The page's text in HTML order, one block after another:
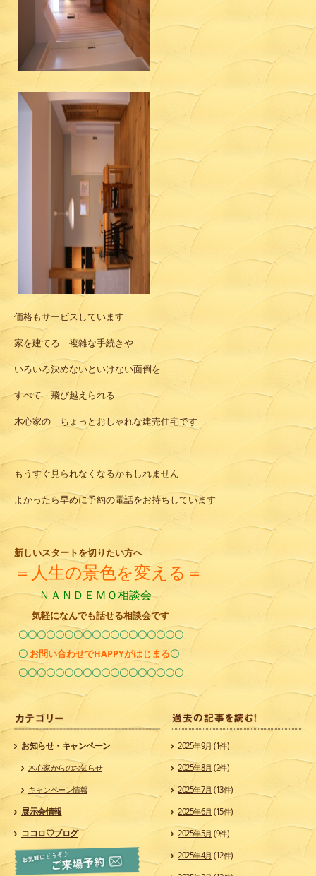
価格もサービスしています
家を建てる 複雑な手続きや
いろいろ決めないといけない面倒を
すべて 飛び越えられる
木心家の ちょっとおしゃれな建売住宅です
もうすぐ見られなくなるかもしれません
よかったら早めに予約の電話をお持ちしています
新しいスタートを切りたい方へ
＝人生の景色を変える＝
ＮＡＮＤＥＭＯ相談会
気軽になんでも話せる相談会です
〇〇〇〇〇〇〇〇〇〇〇〇〇〇〇〇〇〇
〇 お問い合わせでHAPPYがはじまる〇
〇〇〇〇〇〇〇〇〇〇〇〇〇〇〇〇〇〇
お知らせ・キャンペーン
木心家からのお知らせ
キャンペーン情報
展示会情報
ココロ♡ブログ
2025年9月 (1件)
2025年8月 (2件)
2025年7月 (13件)
2025年6月(15件)
2025年5月 (9件)
2025年4月 (12件)